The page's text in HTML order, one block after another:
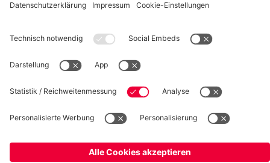
Impressum
Datenschutz AGB Barrierefreiheit Hinweisgebersystem
Verträge hier kündigen Cookie Einstellungen